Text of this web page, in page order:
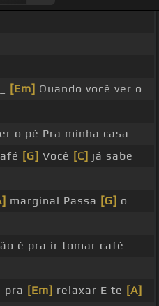
[Em] Quando você ver o
o pé Pra minha casa
[G] Você [C] já sabe
marginal Passa [G] o
é pra ir tomar café
pra [Em] relaxar E te [A]